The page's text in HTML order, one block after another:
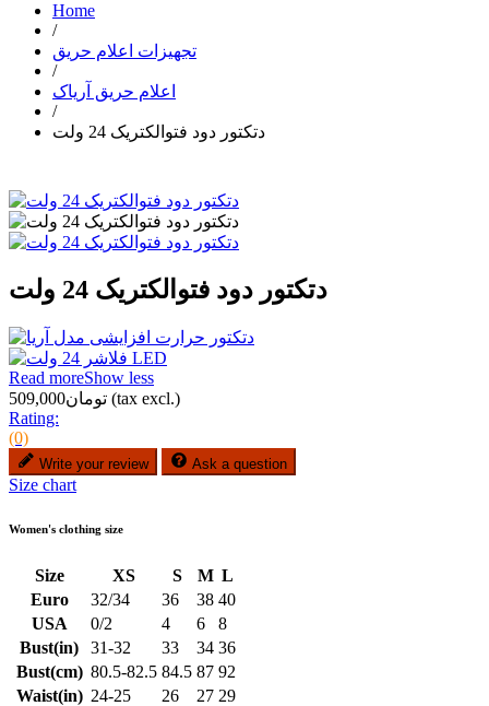
Home
/
تجهیزات اعلام حریق
/
اعلام حریق آریاک
/
دتکتور دود فتوالکتریک 24 ولت
دتکتور دود فتوالکتریک 24 ولت
Read moreShow less
تومان509,000 (tax excl.)
Rating:
(0)
Write your review Ask a question
Size chart
Women's clothing size
Size XS S M L
Euro
32/34 36 38 40
USA
0/2 4 6
8
Bust(in)
31-32 33 34 36
Bust(cm) 80.5-82.5 84.5 87 92
Waist(in) 24-25 26 27 29